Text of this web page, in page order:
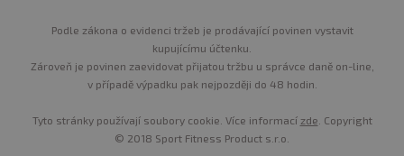
Podle zákona o evidenci tržeb je prodávající povinen vystavit
kupujícímu účtenku.
Zároveň je povinen zaevidovat přijatou tržbu u správce daně on-line,
v případě výpadku pak nejpozději do 48 hodin.
Tyto stránky používají soubory cookie. Více informací zde . Copyright
© 2018 Sport Fitness Product s.r.o.